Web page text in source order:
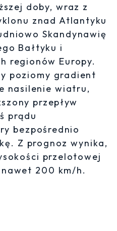
doby, wraz z
znad Atlantyku
Skandynawię
Bałtyku i
regionów Europy.
poziomy gradient
nasilenie wiatru,
przepływ
prądu
bezpośrednio
Z prognoz wynika,
przelotowej
200 km/h.